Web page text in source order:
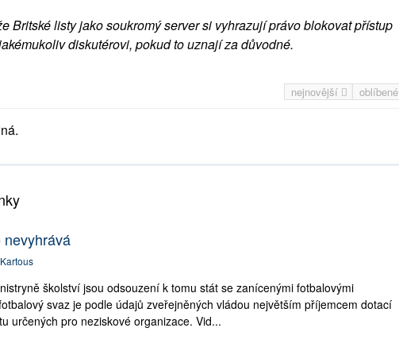
Britské listy jako soukromý server si vyhrazují právo blokovat přístup
diskutérovi, pokud to uznají za důvodné.
nejnovější oblíbené
školství jsou odsouzení k tomu stát se zanícenými fotbalovými
svaz je podle údajů zveřejněných vládou největším příjemcem dotací
určených pro neziskové organizace. Vid...